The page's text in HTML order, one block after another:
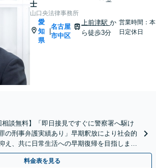
士
山口央法律事務所
愛
知
県
|
名古屋
市中区
上前津駅か
ら徒歩3分
営業時間：本
日定休日
相談無料】「即日接見ですぐに警察署へ駆け
の刑事弁護実績あり」早期釈放により社会的
え、共に日常生活への早期復帰を目指しまし
談にも対応」【休日・夜間相談可】
料金表を見る